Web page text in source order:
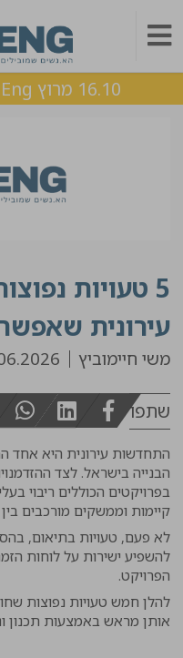
16.10 מרוץ CivilEng. בואו להירשם >>
5 טעויות
עירונית
משי חיימוביץ
שתפו
התחדשות עירונית היא אחד
הבנייה בישראל. לצד
בפרויקטים הכוללים ריבוי
קיימות וממשקים מורכבים בין
לא פעם, טעויות בתיאום,
להשפיע ישירות על לוחות
הפרויקט.
להלן חמש טעויות נפוצות
אותן מראש באמצעות תכנון